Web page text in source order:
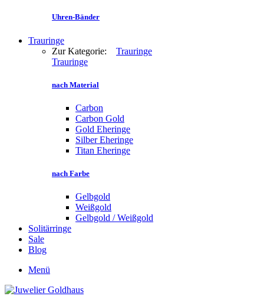
Uhren-Bänder
Trauringe
Zur Kategorie: Trauringe
Trauringe
nach Material
Carbon
Carbon Gold
Gold Eheringe
Silber Eheringe
Titan Eheringe
nach Farbe
Gelbgold
Weißgold
Gelbgold / Weißgold
Solitärringe
Sale
Blog
Menü